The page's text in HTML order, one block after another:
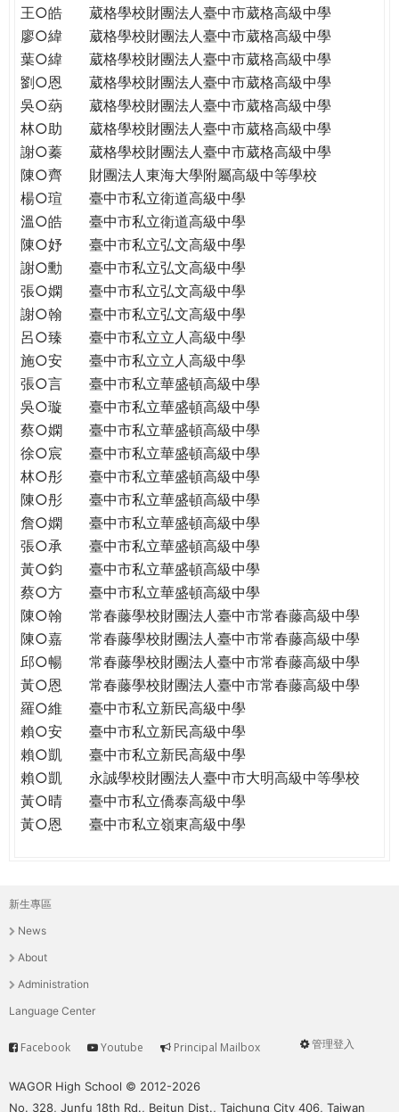
王○皓
葳格學校財團法人臺中市葳格高級中學
廖○緯
葳格學校財團法人臺中市葳格高級中學
葉○緯
葳格學校財團法人臺中市葳格高級中學
劉○恩
葳格學校財團法人臺中市葳格高級中學
吳○蒳
葳格學校財團法人臺中市葳格高級中學
林○助
葳格學校財團法人臺中市葳格高級中學
謝○蓁
葳格學校財團法人臺中市葳格高級中學
陳○齊
財團法人東海大學附屬高級中等學校
楊○瑄
臺中市私立衛道高級中學
溫○皓
臺中市私立衛道高級中學
陳○妤
臺中市私立弘文高級中學
謝○勳
臺中市私立弘文高級中學
張○嫻
臺中市私立弘文高級中學
謝○翰
臺中市私立弘文高級中學
呂○臻
臺中市私立立人高級中學
施○安
臺中市私立立人高級中學
張○言
臺中市私立華盛頓高級中學
吳○璇
臺中市私立華盛頓高級中學
蔡○嫻
臺中市私立華盛頓高級中學
徐○宸
臺中市私立華盛頓高級中學
林○彤
臺中市私立華盛頓高級中學
陳○彤
臺中市私立華盛頓高級中學
詹○嫻
臺中市私立華盛頓高級中學
張○承
臺中市私立華盛頓高級中學
黃○鈞
臺中市私立華盛頓高級中學
蔡○方
臺中市私立華盛頓高級中學
陳○翰
常春藤學校財團法人臺中市常春藤高級中學
陳○嘉
常春藤學校財團法人臺中市常春藤高級中學
邱○暢
常春藤學校財團法人臺中市常春藤高級中學
黃○恩
常春藤學校財團法人臺中市常春藤高級中學
羅○維
臺中市私立新民高級中學
賴○安
臺中市私立新民高級中學
賴○凱
臺中市私立新民高級中學
賴○凱
永誠學校財團法人臺中市大明高級中等學校
黃○晴
臺中市私立僑泰高級中學
黃○恩
臺中市私立嶺東高級中學
主
選
單
新生專區
News
About
Administration
Language Center
User
管理登入
Service
Facebook Youtube Principal Mailbox
WAGOR High School © 2012-2026
No. 328, Junfu 18th Rd., Beitun Dist., Taichung City 406, Taiwan